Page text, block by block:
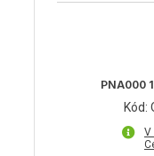
PNA000
Kód:
V